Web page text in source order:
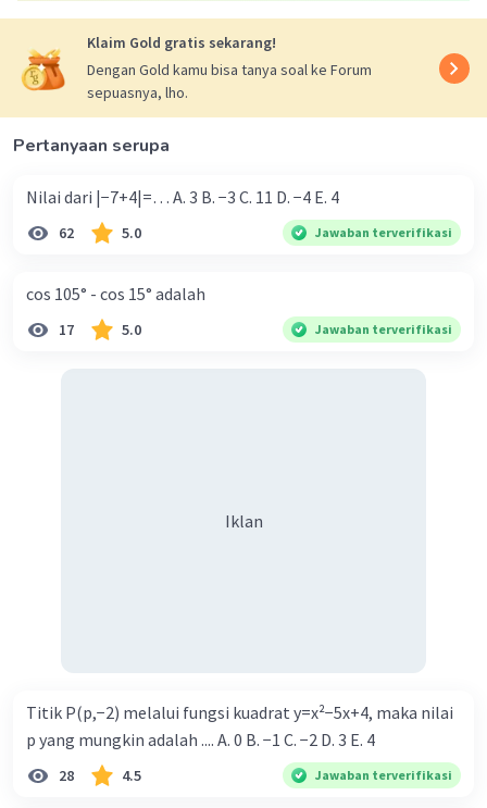
Klaim Gold gratis sekarang!
Dengan Gold kamu bisa tanya soal ke Forum
sepuasnya, lho.
Pertanyaan serupa
Nilai dari |−7+4|=… A. 3 B. −3 C. 11 D. −4 E. 4
62 5.0 Jawaban terverifikasi
cos 105° - cos 15° adalah
17 5.0 Jawaban terverifikasi
Iklan
Titik P(p,−2) melalui fungsi kuadrat y=x²−5x+4, maka nilai
p yang mungkin adalah .... A. 0 B. −1 C. −2 D. 3 E. 4
28 4.5 Jawaban terverifikasi